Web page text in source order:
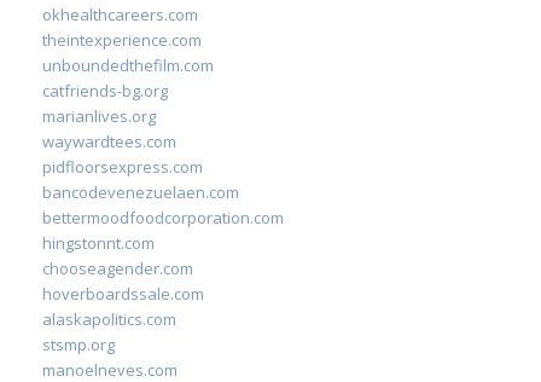
okhealthcareers.com
theintexperience.com
unboundedthefilm.com
catfriends-bg.org
marianlives.org
waywardtees.com
pidfloorsexpress.com
bancodevenezuelaen.com
bettermoodfoodcorporation.com
hingstonnt.com
chooseagender.com
hoverboardssale.com
alaskapolitics.com
stsmp.org
manoelneves.com